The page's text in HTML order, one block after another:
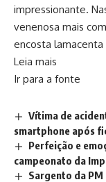
impressionante.
venenosa mais
encosta
Leia mais
Ir para a fonte
Vítima de
smartphone após
Perfeição e
campeonato da
Sargento da